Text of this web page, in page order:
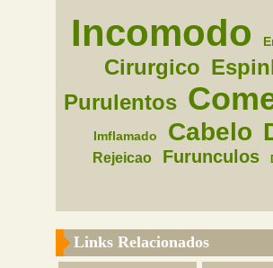
Incomodo
Cirurgico
Purulentos
Imflamado Cabelo
Rejeicao Furunculos
Links Relacionados